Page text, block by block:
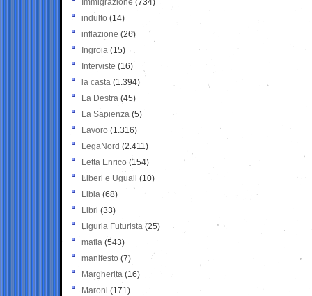
Immigrazione (734)
indulto (14)
inflazione (26)
Ingroia (15)
Interviste (16)
la casta (1.394)
La Destra (45)
La Sapienza (5)
Lavoro (1.316)
LegaNord (2.411)
Letta Enrico (154)
Liberi e Uguali (10)
Libia (68)
Libri (33)
Liguria Futurista (25)
mafia (543)
manifesto (7)
Margherita (16)
Maroni (171)